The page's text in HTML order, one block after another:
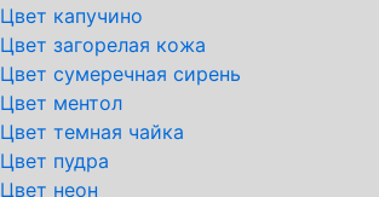
Цвет капучино
Цвет загорелая кожа
Цвет сумеречная сирень
Цвет ментол
Цвет темная чайка
Цвет пудра
Цвет неон